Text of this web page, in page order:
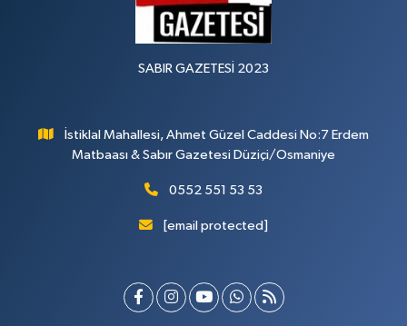
SABIR GAZETESİ 2023
İstiklal Mahallesi, Ahmet Güzel Caddesi No:7 Erdem
Matbaası & Sabır Gazetesi Düziçi/Osmaniye
0552 551 53 53
[email protected]